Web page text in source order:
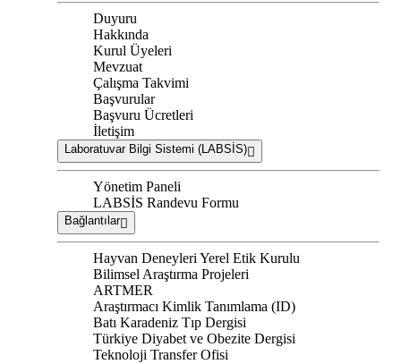
Duyuru
Hakkında
Kurul Üyeleri
Mevzuat
Çalışma Takvimi
Başvurular
Başvuru Ücretleri
İletişim
Laboratuvar Bilgi Sistemi (LABSİS)
Yönetim Paneli
LABSİS Randevu Formu
Bağlantılar
Hayvan Deneyleri Yerel Etik Kurulu
Bilimsel Araştırma Projeleri
ARTMER
Araştırmacı Kimlik Tanımlama (ID)
Batı Karadeniz Tıp Dergisi
Türkiye Diyabet ve Obezite Dergisi
Teknoloji Transfer Ofisi